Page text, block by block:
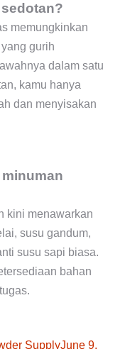
memungkinkan
gurih
dalam satu
kamu hanya
dan menyisakan
kini menawarkan
susu gandum,
susu sapi biasa.
bahan
SupplyJune 9,